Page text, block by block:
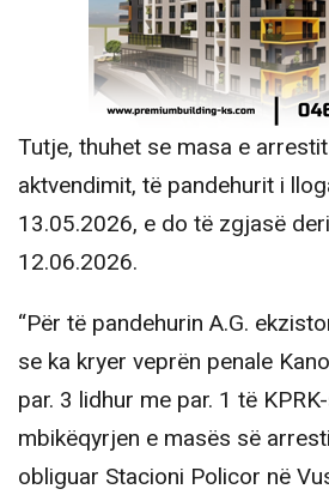
Tutje, thuhet se masa e
aktvendimit, të pandehurit i
13.05.2026, e do të zgjasë
12.06.2026.
“Për të pandehurin A.G.
se ka kryer veprën penale
par. 3 lidhur me par. 1 të
mbikëqyrjen e masës së
obliguar Stacioni Policor në